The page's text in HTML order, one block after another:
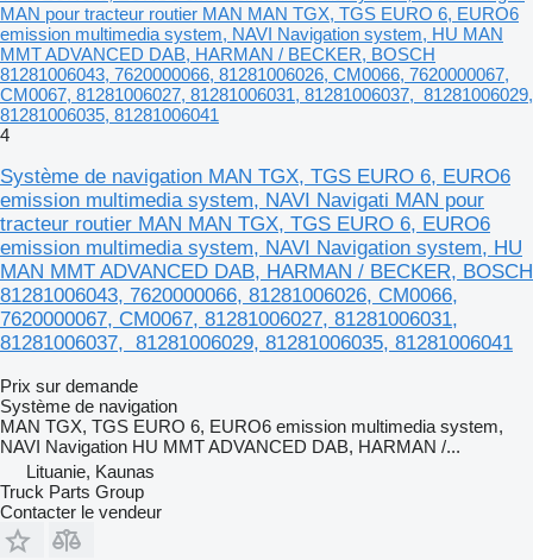
MAN pour tracteur routier MAN MAN TGX, TGS EURO 6, EURO6
emission multimedia system, NAVI Navigation system, HU MAN
MMT ADVANCED DAB, HARMAN / BECKER, BOSCH
81281006043, 7620000066, 81281006026, CM0066, 7620000067,
CM0067, 81281006027, 81281006031, 81281006037, 81281006029,
81281006035, 81281006041
4
Système de navigation MAN TGX, TGS EURO 6, EURO6
emission multimedia system, NAVI Navigati MAN pour
tracteur routier MAN MAN TGX, TGS EURO 6, EURO6
emission multimedia system, NAVI Navigation system, HU
MAN MMT ADVANCED DAB, HARMAN / BECKER, BOSCH
81281006043, 7620000066, 81281006026, CM0066,
7620000067, CM0067, 81281006027, 81281006031,
81281006037, 81281006029, 81281006035, 81281006041
Prix sur demande
Système de navigation
MAN TGX, TGS EURO 6, EURO6 emission multimedia system,
NAVI Navigation HU MMT ADVANCED DAB, HARMAN /...
Lituanie, Kaunas
Truck Parts Group
Contacter le vendeur